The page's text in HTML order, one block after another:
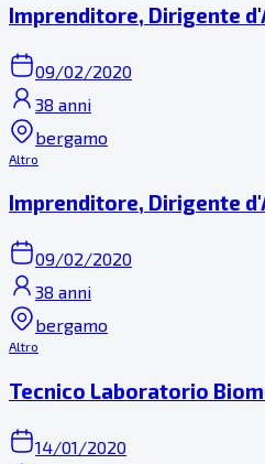
Imprenditore, Dirigente
09/02/2020
38 anni
bergamo
Altro
Imprenditore, Dirigente
09/02/2020
38 anni
bergamo
Altro
Tecnico Laboratorio
14/01/2020